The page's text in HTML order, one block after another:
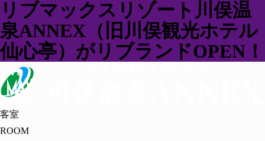
リブマックスリゾート川俣温
泉ANNEX（旧川俣観光ホテル
仙心亭）がリブランドOPEN！
客室
ROOM